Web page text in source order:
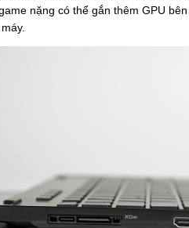
nặng có thể gắn thêm GPU